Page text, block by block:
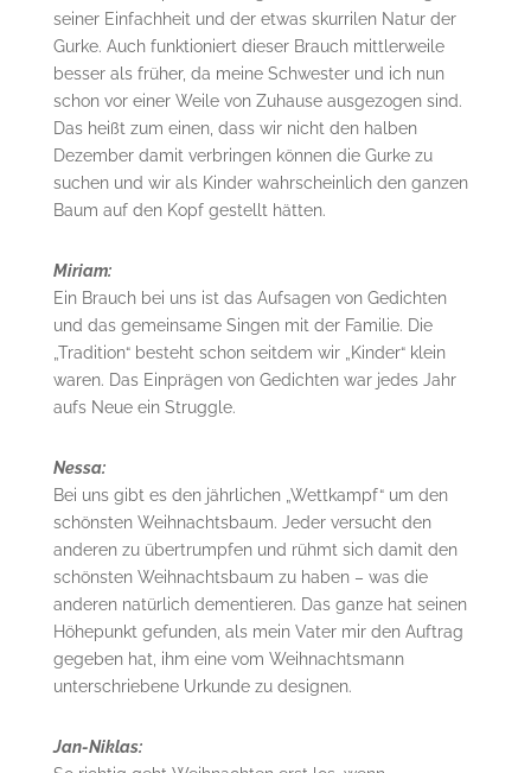
seiner Einfachheit und der etwas skurrilen Natur der
Gurke. Auch funktioniert dieser Brauch mittlerweile
besser als früher, da meine Schwester und ich nun
schon vor einer Weile von Zuhause ausgezogen sind.
Das heißt zum einen, dass wir nicht den halben
Dezember damit verbringen können die Gurke zu
suchen und wir als Kinder wahrscheinlich den ganzen
Baum auf den Kopf gestellt hätten.
Miriam:
Ein Brauch bei uns ist das Aufsagen von Gedichten
und das gemeinsame Singen mit der Familie. Die
„Tradition“ besteht schon seitdem wir „Kinder“ klein
waren. Das Einprägen von Gedichten war jedes Jahr
aufs Neue ein Struggle.
Nessa:
Bei uns gibt es den jährlichen „Wettkampf“ um den
schönsten Weihnachtsbaum. Jeder versucht den
anderen zu übertrumpfen und rühmt sich damit den
schönsten Weihnachtsbaum zu haben – was die
anderen natürlich dementieren. Das ganze hat seinen
Höhepunkt gefunden, als mein Vater mir den Auftrag
gegeben hat, ihm eine vom Weihnachtsmann
unterschriebene Urkunde zu designen.
Jan-Niklas: